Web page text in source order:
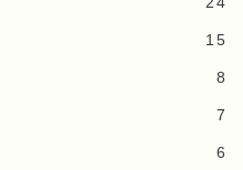
15
8
7
6